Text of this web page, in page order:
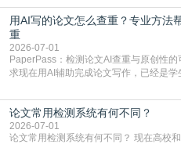
实际情况和大家想的不太一样。AI训练
内容本质是按照语义概率拼接已有内容
直接引用整段已有内容，所以查重率偏高
用AI写的论文怎么查重？专业方法
重
2026-07-01
PaperPass：检测论文AI查重与原创性
求现在用AI辅助完成论文写作，已经是学
但很多人忽略了，AI生成的内容天生带
含大量已公开的学术内容、网络原创内容
复片
论文常用检测系统有何不同？
2026-07-01
论文常用检测系统有何不同？ 现在高校和期刊常用的论文查重系统主要是知网、